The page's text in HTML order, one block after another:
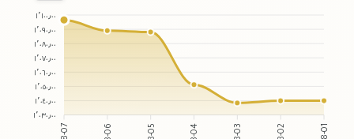
١٬١٠٠٫٠٠
١٬٠٩٠٫٠٠
١٬٠٨٠٫٠٠
١٬٠٧٠٫٠٠
١٬٠٦٠٫٠٠
١٬٠٥٠٫٠٠
١٬٠٤٠٫٠٠
١٬٠٣٠٫٠٠